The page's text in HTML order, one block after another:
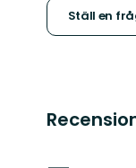
Ställ en